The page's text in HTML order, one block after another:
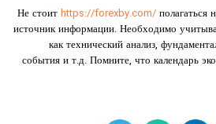
Не стоит https://forexby.com/ полагаться
источник информации. Необходимо
как технический анализ,
события и т.д. Помните, что календарь